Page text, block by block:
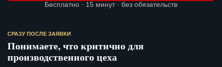
Бесплатно · 15 минут · без обязательств
СРАЗУ ПОСЛЕ ЗАЯВКИ
Понимаете, что критично для
производственного цеха